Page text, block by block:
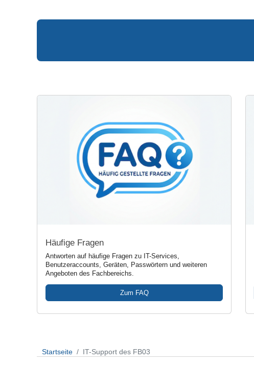
Häufige Fragen
Antworten auf häufige Fragen zu IT-Services,
Benutzeraccounts, Geräten, Passwörtern und weiteren
Angeboten des Fachbereichs.
Zum FAQ
Startseite IT-Support des FB03